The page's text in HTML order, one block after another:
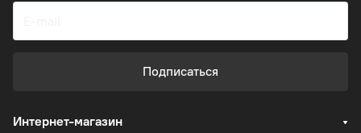
Подписаться
Интернет-магазин